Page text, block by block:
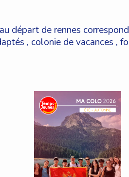
départ de rennes
, colonie de vacances ,